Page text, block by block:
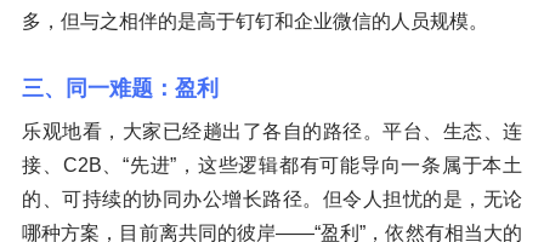
多，但与之相伴的是高于钉钉和企业微信的人员规模。
三、同一难题：盈利
乐观地看，大家已经趟出了各自的路径。平台、生态、连
接、C2B、“先进”，这些逻辑都有可能导向一条属于本土
的、可持续的协同办公增长路径。但令人担忧的是，无论
哪种方案，目前离共同的彼岸——“盈利”，依然有相当大的